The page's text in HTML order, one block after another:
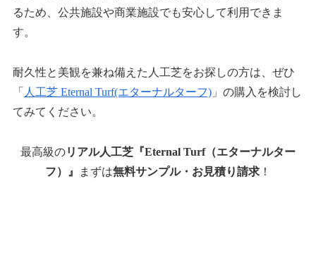
るため、公共施設や商業施設でも安心して利用できま
す。
耐久性と美観を兼ね備えた人工芝をお探しの方は、ぜひ
「 人工芝 Eternal Turf(エターナルターフ) 」の購入を検討し
てみてください。
最高級のリアル人工芝『Eternal Turf（エターナルター
フ）』
まずは無料サンプル・お見積り請求 ！